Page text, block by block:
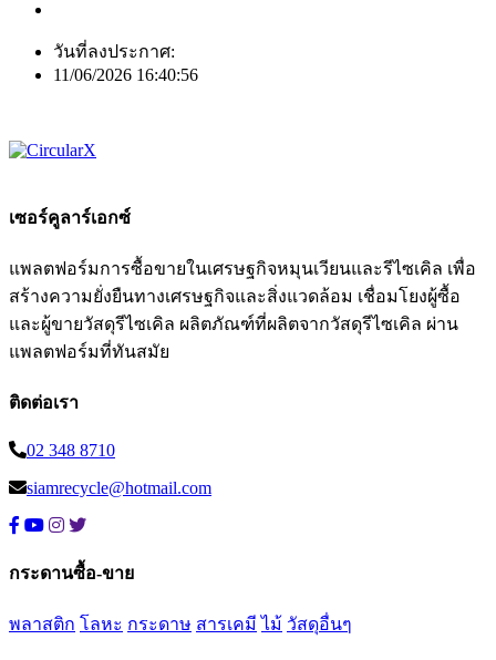
วันที่ลงประกาศ:
11/06/2026 16:40:56
เซอร์คูลาร์เอกซ์
แพลตฟอร์มการซื้อขายในเศรษฐกิจหมุนเวียนและรีไซเคิล เพื่อ
สร้างความยั่งยืนทางเศรษฐกิจและสิ่งแวดล้อม เชื่อมโยงผู้ซื้อ
และผู้ขายวัสดุรีไซเคิล ผลิตภัณฑ์ที่ผลิตจากวัสดุรีไซเคิล ผ่าน
แพลตฟอร์มที่ทันสมัย
ติดต่อเรา
02 348 8710
siamrecycle@hotmail.com
กระดานซื้อ-ขาย
พลาสติก โลหะ กระดาษ สารเคมี ไม้ วัสดุอื่นๆ